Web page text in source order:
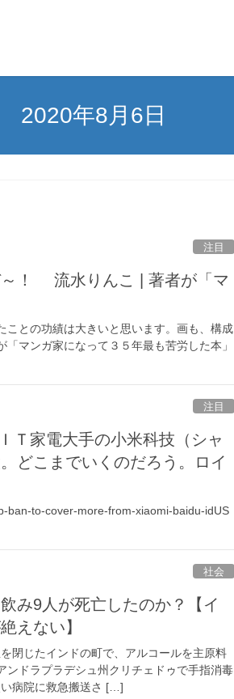
2020年8月6日
注目
～！ 流水りんこ | 著者が「マ
ことの功績は大きいと思います。画も、構成
マンガ家になって３５年最も苦労した本」
注目
Ｔ家電大手の小米科技（シャ
どこまでいくのだろう。ロイ
ban-to-cover-more-from-xiaomi-baidu-idUS
社会
み9人が死亡したのか？【イ
えない】
閉じたインドの町で、アルコールを主原料
ンドラプラデシュ州クリチェドゥで手指消毒
病院に救急搬送さ […]